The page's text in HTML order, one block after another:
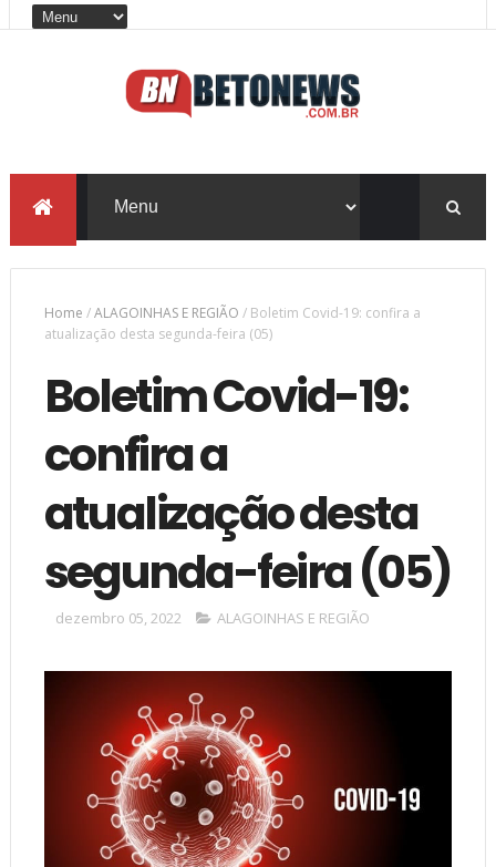
Home /ALAGOINHAS E REGIÃO / Boletim Covid-19: confira a
atualização desta segunda-feira (05)
Boletim Covid-19:
confira a
atualização desta
segunda-feira (05)
dezembro 05, 2022 ALAGOINHAS E REGIÃO